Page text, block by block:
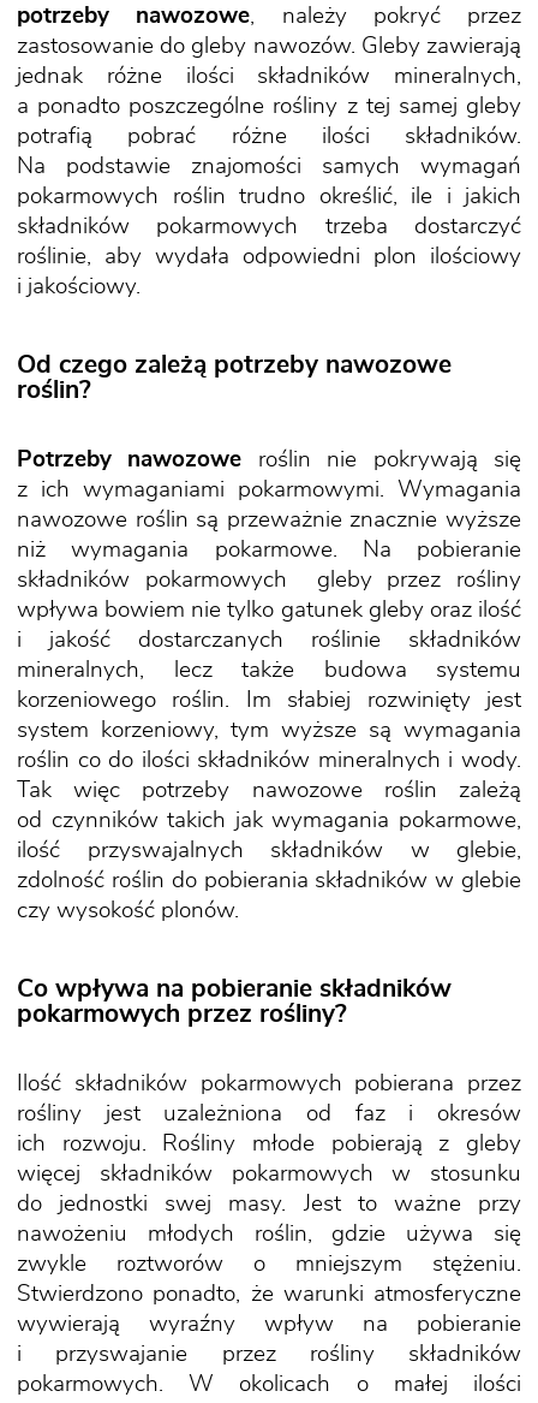
potrzeby nawozowe, należy pokryć przez
zastosowanie do gleby nawozów. Gleby zawierają
jednak różne ilości składników mineralnych,
a ponadto poszczególne rośliny z tej samej gleby
potrafią pobrać różne ilości składników.
Na podstawie znajomości samych wymagań
pokarmowych roślin trudno określić, ile i jakich
składników pokarmowych trzeba dostarczyć
roślinie, aby wydała odpowiedni plon ilościowy
i jakościowy.
Od czego zależą potrzeby nawozowe
roślin?
Potrzeby nawozowe roślin nie pokrywają się
z ich wymaganiami pokarmowymi. Wymagania
nawozowe roślin są przeważnie znacznie wyższe
niż wymagania pokarmowe. Na pobieranie
składników pokarmowych gleby przez rośliny
wpływa bowiem nie tylko gatunek gleby oraz ilość
i jakość dostarczanych roślinie składników
mineralnych, lecz także budowa systemu
korzeniowego roślin. Im słabiej rozwinięty jest
system korzeniowy, tym wyższe są wymagania
roślin co do ilości składników mineralnych i wody.
Tak więc potrzeby nawozowe roślin zależą
od czynników takich jak wymagania pokarmowe,
ilość przyswajalnych składników w glebie,
zdolność roślin do pobierania składników w glebie
czy wysokość plonów.
Co wpływa na pobieranie składników
pokarmowych przez rośliny?
Ilość składników pokarmowych pobierana przez
rośliny jest uzależniona od faz i okresów
ich rozwoju. Rośliny młode pobierają z gleby
więcej składników pokarmowych w stosunku
do jednostki swej masy. Jest to ważne przy
nawożeniu młodych roślin, gdzie używa się
zwykle roztworów o mniejszym stężeniu.
Stwierdzono ponadto, że warunki atmosferyczne
wywierają wyraźny wpływ na pobieranie
i przyswajanie przez rośliny składników
pokarmowych. W okolicach o małej ilości